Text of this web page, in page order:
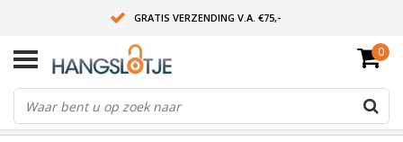
GRATIS VERZENDING V.A. €75,-
OP WERKDAGEN VOOR 15:00 BESTELD? VOLGENDE DAG OP SLOT!
ALLES UIT VOORRAAD
0